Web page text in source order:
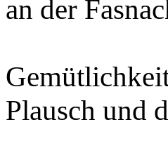
an der
Plausch und